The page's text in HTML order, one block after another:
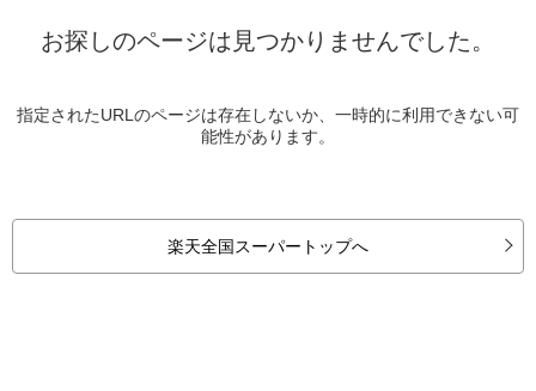
お探しのページは見つかりませんでした。
指定されたURLのページは存在しないか、一時的に利用できない可
能性があります。
楽天全国スーパートップへ